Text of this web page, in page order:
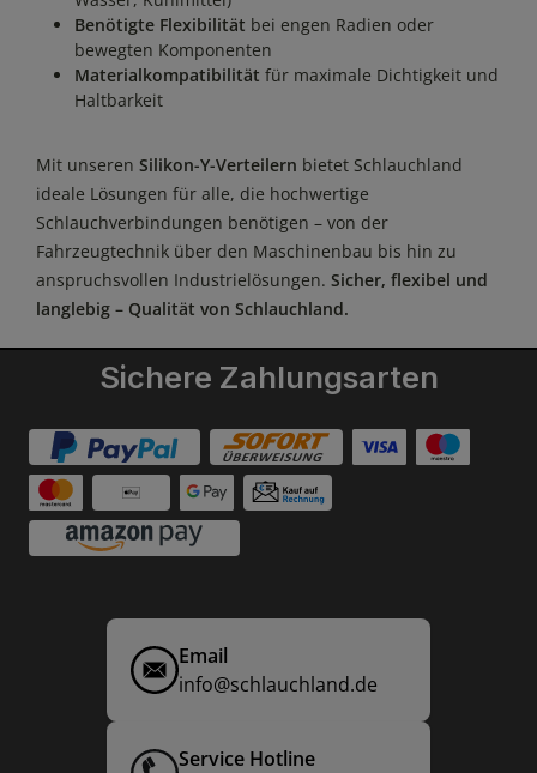
Benötigte Flexibilität bei engen Radien oder
bewegten Komponenten
Materialkompatibilität für maximale Dichtigkeit und
Haltbarkeit
Mit unseren Silikon-Y-Verteilern bietet Schlauchland
ideale Lösungen für alle, die hochwertige
Schlauchverbindungen benötigen – von der
Fahrzeugtechnik über den Maschinenbau bis hin zu
anspruchsvollen Industrielösungen. Sicher, flexibel und
langlebig – Qualität von Schlauchland.
Sichere Zahlungsarten
Email
info@schlauchland.de
Service Hotline